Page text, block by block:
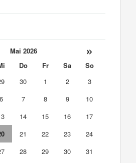
Mai 2026 »
Do Fr Sa
So
30 1 2
3
6 7 8 9
10
14 15 16
17
21 22 23
24
28 29 30
31